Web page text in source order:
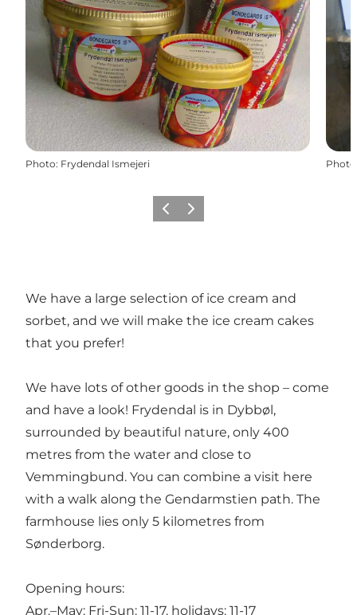
Photo: Frydendal Ismejeri Photo
PrécédentSuivant
We have a large selection of ice cream and
sorbet, and we will make the ice cream cakes
that you prefer!
We have lots of other goods in the shop – come
and have a look! Frydendal is in Dybbøl,
surrounded by beautiful nature, only 400
metres from the water and close to
Vemmingbund. You can combine a visit here
with a walk along the Gendarmstien path. The
farmhouse lies only 5 kilometres from
Sønderborg.
Opening hours:
Apr.–May: Fri-Sun: 11-17. holidays: 11-17